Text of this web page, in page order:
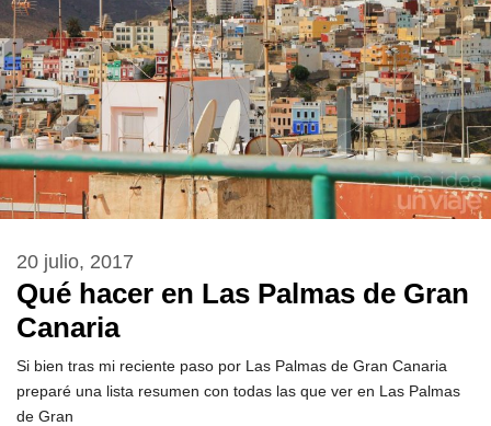
Qué hacer en Las Palmas de Gran
Canaria
20 julio, 2017
Si bien tras mi reciente paso por Las Palmas de Gran Canaria
preparé una lista resumen con todas las que ver en Las Palmas
de Gran